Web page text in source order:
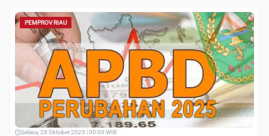
PEMPROV RIAU
Selasa, 28 Oktober 2025 | 00:00 WIB